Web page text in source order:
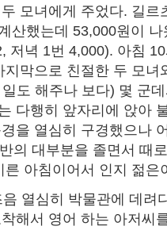
모녀에게 주었다. 길
산했는데 53,000원이
저녁 1번 4,000). 아침
지막으로 친절한 두 모
도 해주나 보다) 몇 군
다행히 앞자리에 앉아
을 열심히 구경했으나
의 대부분을 졸면서 때
른 아침이어서 인지 젊은
열심히 박물관에 데려
해서 영어 하는 아저씨